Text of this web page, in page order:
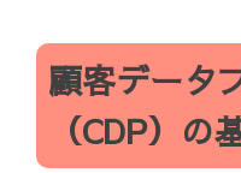
顧客データ
（CDP）の